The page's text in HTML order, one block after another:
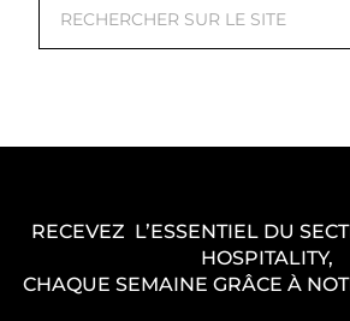
h
r
RECEVEZ L’ESSENTIEL DU
HOSPITALITY,
CHAQUE SEMAINE GRÂCE À